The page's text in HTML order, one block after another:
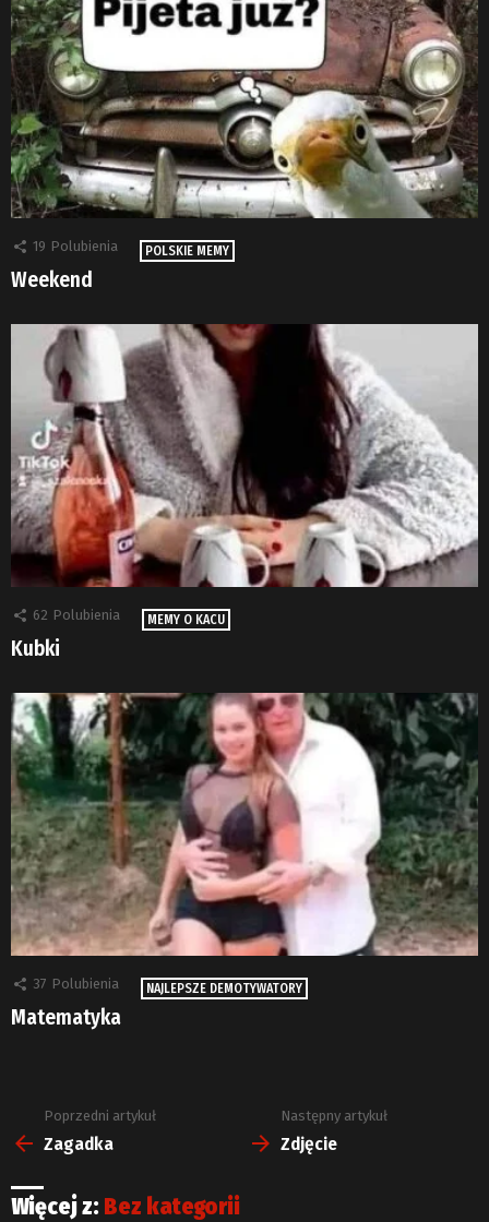
19 Polubienia POLSKIE MEMY
Weekend
62 Polubienia MEMY O KACU
Kubki
37 Polubienia NAJLEPSZE DEMOTYWATORY
Matematyka
Zobacz
więcej
Poprzedni artykuł
Zagadka
Następny artykuł
Zdjęcie
Więcej z: Bez kategorii